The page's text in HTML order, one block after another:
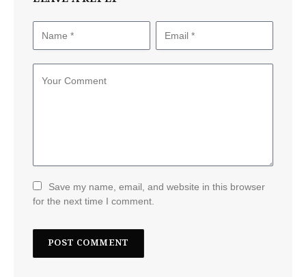
Save my name, email, and website in this browser
for the next time I comment.